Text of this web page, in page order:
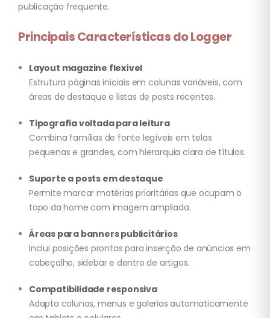
publicação frequente.
Principais Características do Logger
Layout magazine flexível
Estrutura páginas iniciais em colunas variáveis, com
áreas de destaque e listas de posts recentes.
Tipografia voltada para leitura
Combina famílias de fonte legíveis em telas
pequenas e grandes, com hierarquia clara de títulos.
Suporte a posts em destaque
Permite marcar matérias prioritárias que ocupam o
topo da home com imagem ampliada.
Áreas para banners publicitários
Inclui posições prontas para inserção de anúncios em
cabeçalho, sidebar e dentro de artigos.
Compatibilidade responsiva
Adapta colunas, menus e galerias automaticamente